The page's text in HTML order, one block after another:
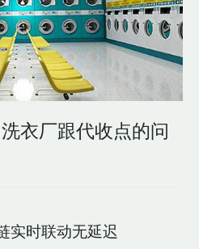
衣厂跟代收点的问
实时联动无延迟